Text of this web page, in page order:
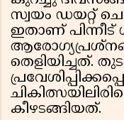
സ്വയം ഡയറ്റ്
ഇതാണ്
തെളിയിച്ചത്.
കീഴടങ്ങിയത്.